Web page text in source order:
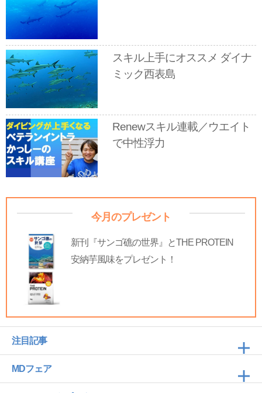
スキル上手にオススメ ダイナ
ミック西表島
Renewスキル連載／ウエイト
で中性浮力
今月のプレゼント
新刊『サンゴ礁の世界』とTHE PROTEIN
安納芋風味をプレゼント！
注目記事
MDフェア